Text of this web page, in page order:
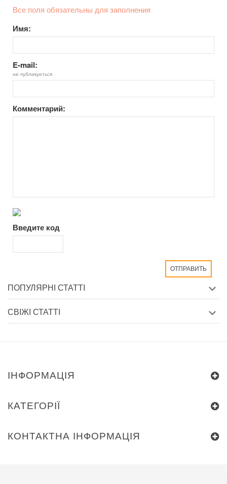
Все поля обязательны для заполнения
Имя:
E-mail:
не публикуеться
Комментарий:
Введите код
ПОПУЛЯРНІ СТАТТІ
СВІЖІ СТАТТІ
ІНФОРМАЦІЯ
КАТЕГОРІЇ
КОНТАКТНА ІНФОРМАЦІЯ